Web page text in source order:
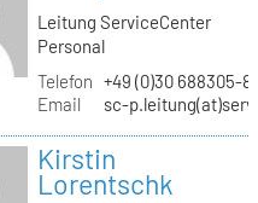
Leitung ServiceCenter
Personal
Telefon +49 (0)30 688305-
Email
sc-
Kirstin
Lorentschk